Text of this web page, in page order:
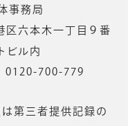
事務局
六本木一丁目９番
ビル内
700-779
は第三者提供記録の